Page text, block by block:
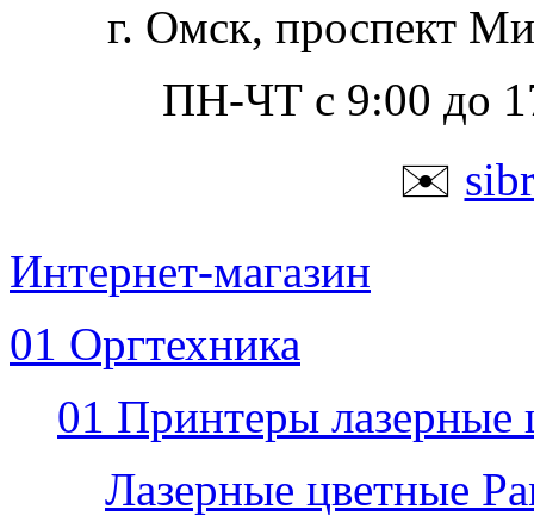
г. Омск, проспект
ПН-ЧТ с 9:00 до
✉️
Интернет-магазин
01 Оргтехника
01 Принтеры лазерные
Лазерные цветные